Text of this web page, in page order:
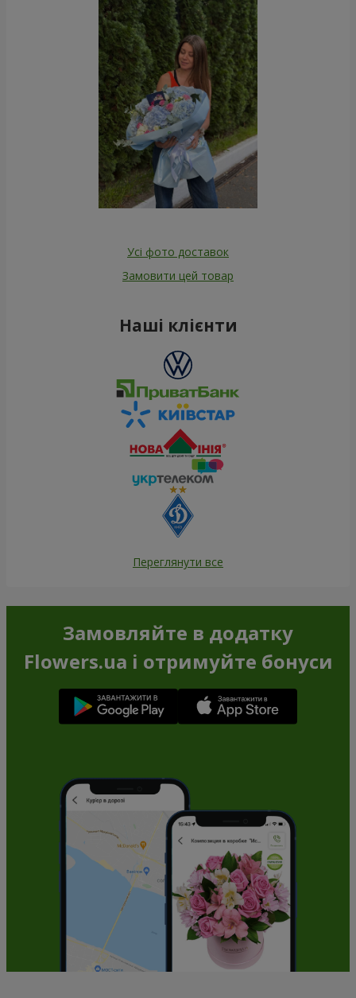
Усі фото доставок
Замовити цей товар
Наші клієнти
Переглянути все
Замовляйте в додатку
Flowers.ua і отримуйте бонуси